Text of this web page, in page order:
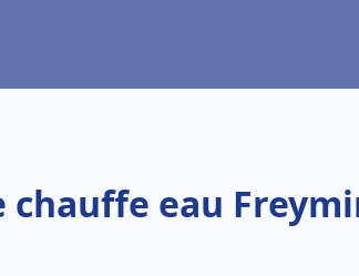
eau